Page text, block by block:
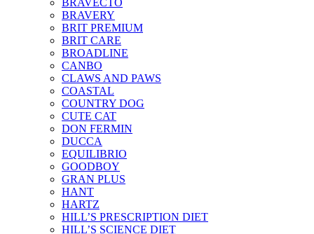
BRAVECTO
BRAVERY
BRIT PREMIUM
BRIT CARE
BROADLINE
CANBO
CLAWS AND PAWS
COASTAL
COUNTRY DOG
CUTE CAT
DON FERMIN
DUCCA
EQUILIBRIO
GOODBOY
GRAN PLUS
HANT
HARTZ
HILL’S PRESCRIPTION DIET
HILL’S SCIENCE DIET